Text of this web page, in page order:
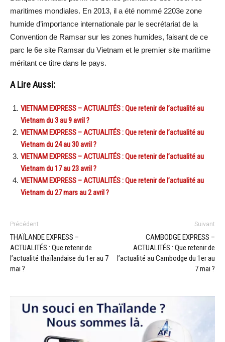
maritimes mondiales. En 2013, il a été nommé 2203e zone
humide d’importance internationale par le secrétariat de la
Convention de Ramsar sur les zones humides, faisant de ce
parc le 6e site Ramsar du Vietnam et le premier site maritime
méritant ce titre dans le pays.
A Lire Aussi:
VIETNAM EXPRESS – ACTUALITÉS : Que retenir de l’actualité au
Vietnam du 3 au 9 avril ?
VIETNAM EXPRESS – ACTUALITÉS : Que retenir de l’actualité au
Vietnam du 24 au 30 avril ?
VIETNAM EXPRESS – ACTUALITÉS : Que retenir de l’actualité au
Vietnam du 17 au 23 avril ?
VIETNAM EXPRESS – ACTUALITÉS : Que retenir de l’actualité au
Vietnam du 27 mars au 2 avril ?
Précédent
THAÏLANDE EXPRESS –
ACTUALITÉS : Que retenir de
l’actualité thaïlandaise du 1er au 7
mai ?
Suivant
CAMBODGE EXPRESS –
ACTUALITÉS : Que retenir de
l’actualité au Cambodge du 1er au
7 mai ?